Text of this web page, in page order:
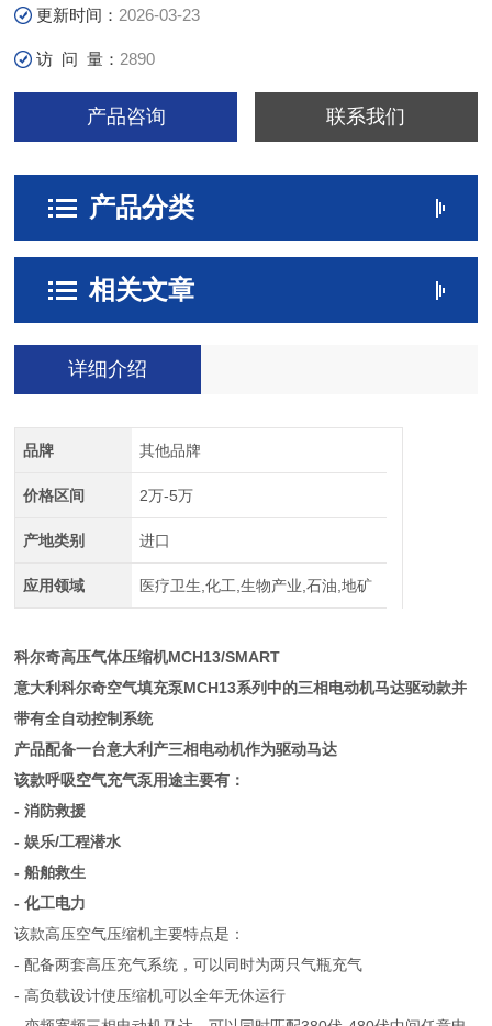
- 消防救援
- 娱乐/工程潜水
- 船舶救生
更新时间： 2026-03-23
访 问 量： 2890
产品咨询 联系我们
产品分类
相关文章
详细介绍
品牌 其他品牌
价格区间 2万-5万
产地类别 进口
应用领域 医疗卫生,化工,生物产业,石油,地矿
科尔奇高压气体压缩机MCH13/SMART
意大利科尔奇空气填充泵MCH13系列中的三相电动机马达驱动款并
带有全自动控制系统
产品配备一台意大利产三相电动机作为驱动马达
该款呼吸空气充气泵用途主要有：
- 消防救援
- 娱乐/工程潜水
- 船舶救生
- 化工电力
该款高压空气压缩机主要特点是：
- 配备两套高压充气系统，可以同时为两只气瓶充气
- 高负载设计使压缩机可以全年无休运行